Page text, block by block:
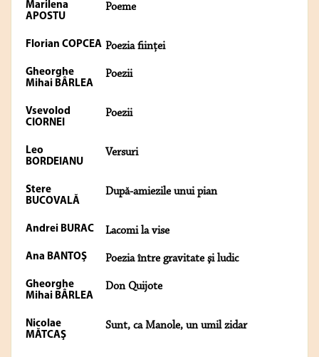
Marilena
APOSTU
Poeme
Florian COPCEA Poezia ființei
Gheorghe
Mihai BÂRLEA
Poezii
Vsevolod
CIORNEI
Poezii
Leo
BORDEIANU
Versuri
Stere
BUCOVALĂ
După-amiezile unui pian
Andrei BURAC Lacomi la vise
Ana BANTOŞ Poezia între gravitate şi ludic
Gheorghe
Mihai BÂRLEA
Don Quijote
Nicolae
MĂTCAŞ
Sunt, ca Manole, un umil zidar